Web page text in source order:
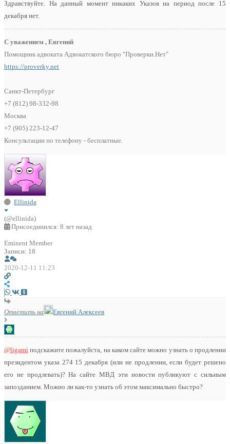
Здравствуйте. На данный момент никаких Указов на период после 15
декабря нет.
С уважением , Евгений
Помощник адвоката Адвокатского бюро "Проверки.Нет"
https://proverky.net
Санкт-Петербург
+7 (812) 98-332-98
Москва
+7 (905) 223-12-47
Консультации по телефону - бесплатные.
Ellinida
(@ellinida)
Присоединился: 8 лет назад
Eminent Member
Записи: 18
2020-12-11 11:23
Ответить на Евгений Алексеев
@ligami подскажите пожалуйста, на каком сайте можно узнать о продлении
президентом указа 274 15 декабря (или не продлении, если будет решено
его не продлевать)? На сайте МВД эти новости публикуют с сильным
запозданием. Можно ли как-то узнать об этом максимально быстро?